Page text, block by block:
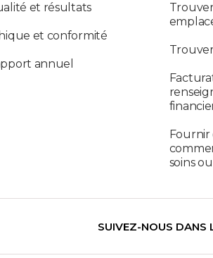
et résultats
et conformité
annuel
Fournir
soins
SUIVEZ-NOUS DANS